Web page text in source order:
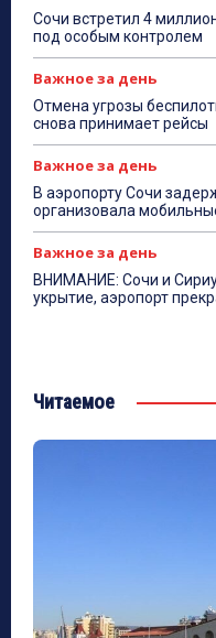
Сочи встретил 4
под особым контролем
Важное за день
Отмена угрозы
снова принимает рейсы
Важное за день
В аэропорту Сочи
организовала
Важное за день
ВНИМАНИЕ: Сочи и
укрытие, аэропорт
Читаемое